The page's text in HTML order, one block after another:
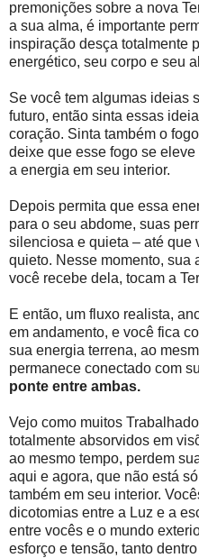
premonições sobre a nova
a sua alma, é importante
inspiração desça totalmente
energético, seu corpo e seu
Se você tem algumas ideias
futuro, então sinta essas
coração. Sinta também o
deixe que esse fogo se
a energia em seu interior.
Depois permita que essa
para o seu abdome, suas
silenciosa e quieta – até que
quieto. Nesse momento, sua
você recebe dela, tocam a
E então, um fluxo realista,
em andamento, e você fica
sua energia terrena, ao
permanece conectado com
ponte entre ambas.
Vejo como muitos
totalmente absorvidos em
ao mesmo tempo, perdem
aqui e agora, que não está
também em seu interior.
dicotomias entre a Luz e a
entre vocês e o mundo
esforço e tensão, tanto